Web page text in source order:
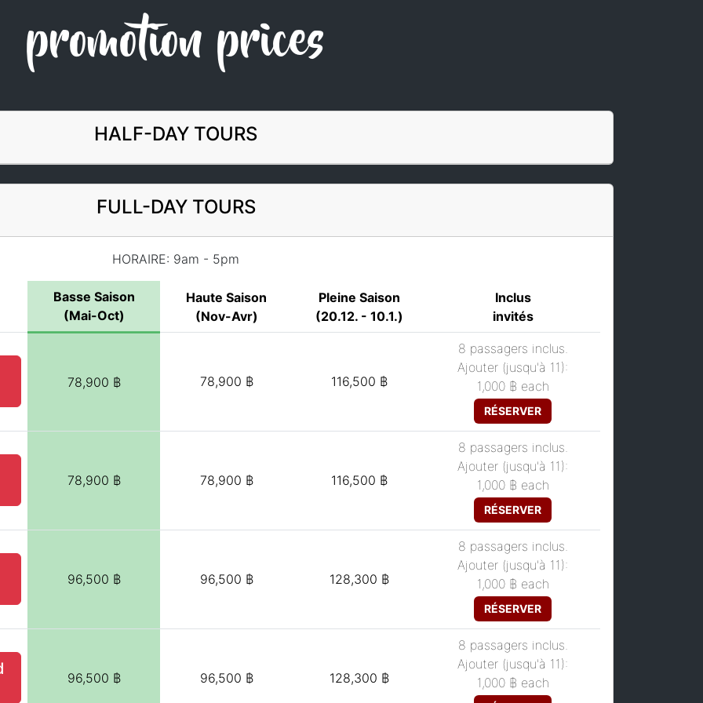
promotion prices
HALF-DAY TOURS
FULL-DAY TOURS
HORAIRE: 9am - 5pm
Basse Saison
(Mai-Oct)
Haute Saison
(Nov-Avr)
Pleine Saison
(20.12. - 10.1.)
Inclus
invités
78,900 ฿ 78,900 ฿ 116,500 ฿
8 passagers inclus.
Ajouter (jusqu'à 11):
1,000 ฿ each
RÉSERVER
78,900 ฿ 78,900 ฿ 116,500 ฿
8 passagers inclus.
Ajouter (jusqu'à 11):
1,000 ฿ each
RÉSERVER
96,500 ฿ 96,500 ฿ 128,300 ฿
8 passagers inclus.
Ajouter (jusqu'à 11):
1,000 ฿ each
RÉSERVER
96,500 ฿ 96,500 ฿ 128,300 ฿
8 passagers inclus.
Ajouter (jusqu'à 11):
1,000 ฿ each